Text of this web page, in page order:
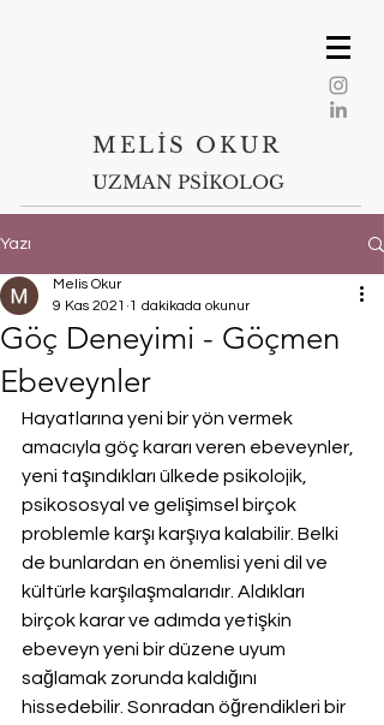
MELİS OKUR​​
UZMAN PSİKOLOG
Yazı
Göç Deneyimi - Göçmen
Ebeveynler
Melis Okur
9 Kas 2021 1 dakikada okunur
Hayatlarına yeni bir yön vermek
amacıyla göç kararı veren ebeveynler,
yeni taşındıkları ülkede psikolojik,
psikososyal ve gelişimsel birçok
problemle karşı karşıya kalabilir. Belki
de bunlardan en önemlisi yeni dil ve
kültürle karşılaşmalarıdır. Aldıkları
birçok karar ve adımda yetişkin
ebeveyn yeni bir düzene uyum
sağlamak zorunda kaldığını
hissedebilir. Sonradan öğrendikleri bir